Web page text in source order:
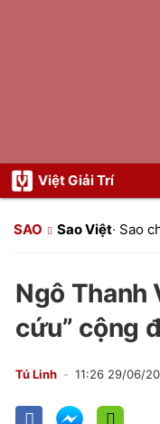
Việt Giải Trí
SAO Sao Việt· Sao
Ngô Thanh
cứu” cộng
Tú Linh 11:26 29/06/